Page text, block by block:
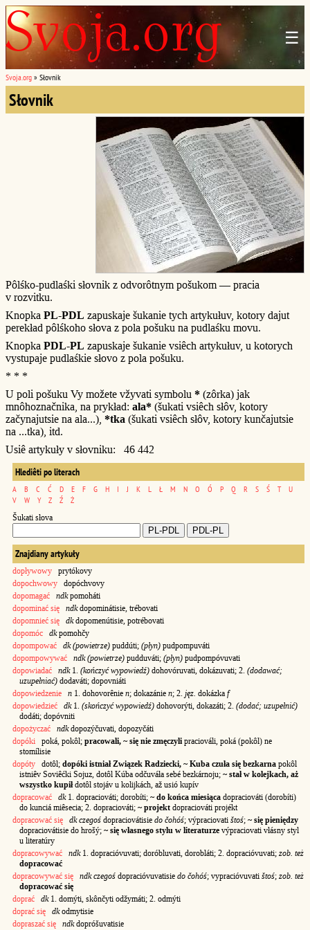
☰
Svoja.org » Słovnik
Słovnik
Pôlśko-pudlaśki słovnik z odvorôtnym pošukom — pracia
v rozvitku.
Knopka PL-PDL zapuskaje šukanie tych artykułuv, kotory dajut
perekład pôlśkoho słova z pola pošuku na pudlaśku movu.
Knopka PDL-PL zapuskaje šukanie vsiêch artykułuv, u kotorych
vystupaje pudlaśkie słovo z pola pošuku.
* * *
U poli pošuku Vy možete vžyvati symbolu * (zôrka) jak
mnôhoznačnika, na prykład: ala* (šukati vsiêch słôv, kotory
začynajutsie na ala...), *tka (šukati vsiêch słôv, kotory kunčajutsie
na ...tka), itd.
Usiê artykuły v słovniku: 46 442
Hlediêti po literach
A B C Ć D E F G H I J K L Ł M N O Ó P Q R S Ś T
U
V
W Y Z Ź Ż
Šukati słova
Znajdiany artykuły
dopływowy prytókovy
dopochwowy dopóchvovy
dopomagać
ndkpomoháti
dopominać się
ndkdopominátisie, trébovati
dopomnieć się
dkdopomenútisie, potrébovati
dopomóc
dkpomohčy
dopompować
dk (powietrze) puddúti; (płyn) pudpompuváti
dopompowywać
ndk (powietrze) pudduváti; (płyn) pudpompóvuvati
dopowiadać
ndk1. (kończyć wypowiedź) dohovóruvati, dokázuvati; 2. (dodawać;
uzupełniać) dodaváti; dopovniáti
dopowiedzenie
n 1. dohovorênie n; dokazánie n; 2. jęz. dokázka f
dopowiedzieć
dk1. (skończyć wypowiedź) dohovorýti, dokazáti; 2. (dodać; uzupełnić)
dodáti; dopóvniti
dopożyczać
ndkdopozýčuvati, dopozyčáti
dopóki poká, pokôl; pracowali, ~ się nie zmęczyli praciováli, poká (pokôl) ne
stomílisie
dopóty dotôl; dopóki istniał Związek Radziecki, ~ Kuba czuła się bezkarna pokôl
istniêv Soviêćki Sojuz, dotôl Kúba odčuváła sebé bezkárnoju; ~ stał w kolejkach, aż
wszystko kupiłdotôl stojáv u kolijkách, až usió kupív
dopracować
dk1. dopraciováti; dorobíti; ~ do końca miesiąca dopraciováti (dorobíti)
do kunciá miêsecia; 2. dopraciováti; ~ projekt dopraciováti projékt
dopracować się
dk czegoś dopraciovátisie do čohóś; výpraciovati štoś; ~ się pieniędzy
dopraciovátisie do hrošý; ~ się własnego stylu w literaturze výpraciovati vłásny styl
u literatúry
dopracowywać
ndk1. dopracióvuvati; doróbluvati, dorobláti; 2. dopracióvuvati; zob. też
dopracować
dopracowywać się
ndk czegoś dopracióvuvatisie do čohóś; vypracióvuvati štoś; zob. też
dopracować się
doprać
dk1. domýti, skônčyti odžymáti; 2. odmýti
doprać się
dkodmytisie
dopraszać się
ndkdopróšuvatisie